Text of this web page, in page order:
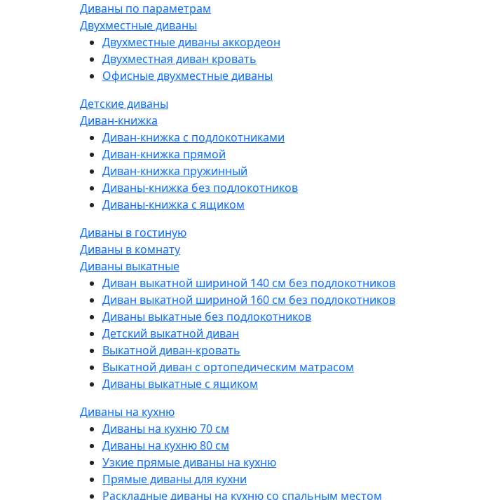
Диваны по параметрам
Двухместные диваны
Двухместные диваны аккордеон
Двухместная диван кровать
Офисные двухместные диваны
Детские диваны
Диван-книжка
Диван-книжка с подлокотниками
Диван-книжка прямой
Диван-книжка пружинный
Диваны-книжка без подлокотников
Диваны-книжка с ящиком
Диваны в гостиную
Диваны в комнату
Диваны выкатные
Диван выкатной шириной 140 см без подлокотников
Диван выкатной шириной 160 см без подлокотников
Диваны выкатные без подлокотников
Детский выкатной диван
Выкатной диван-кровать
Выкатной диван с ортопедическим матрасом
Диваны выкатные с ящиком
Диваны на кухню
Диваны на кухню 70 см
Диваны на кухню 80 см
Узкие прямые диваны на кухню
Прямые диваны для кухни
Раскладные диваны на кухню со спальным местом